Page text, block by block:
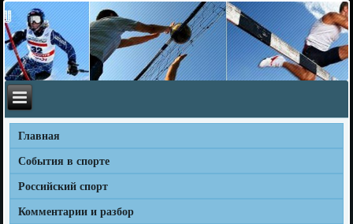
Главная
События в спорте
Российский спорт
Комментарии и разбор